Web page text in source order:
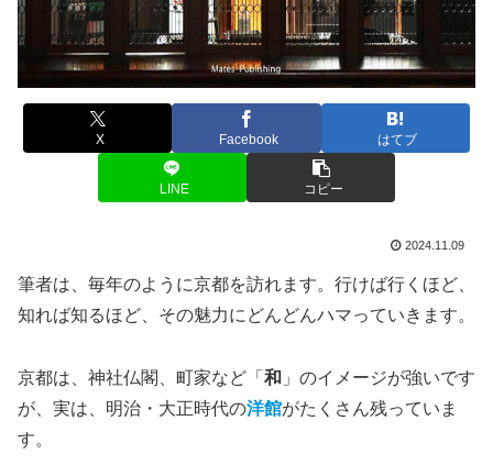
X Facebook はてブ
LINE コピー
2024.11.09
筆者は、毎年のように京都を訪れます。行けば行くほど、
知れば知るほど、その魅力にどんどんハマっていきます。
京都は、神社仏閣、町家など「 和 」のイメージが強いです
が、実は、明治・大正時代の洋館がたくさん残っていま
す。